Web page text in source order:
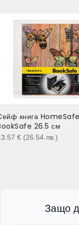
книга HomeSafe
26.5 см
€ (26.54 лв. )
Защо